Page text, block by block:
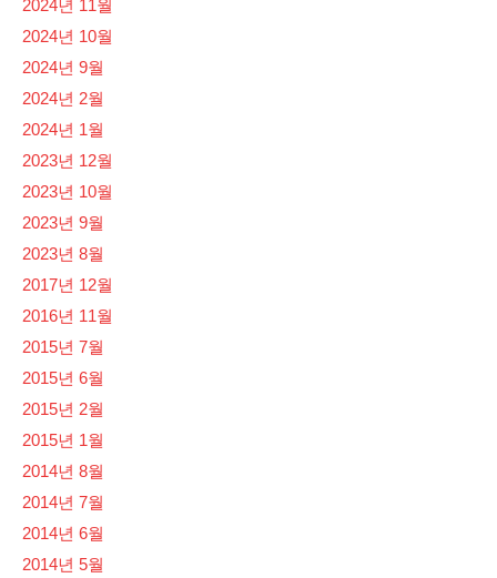
2024년 11월
2024년 10월
2024년 9월
2024년 2월
2024년 1월
2023년 12월
2023년 10월
2023년 9월
2023년 8월
2017년 12월
2016년 11월
2015년 7월
2015년 6월
2015년 2월
2015년 1월
2014년 8월
2014년 7월
2014년 6월
2014년 5월